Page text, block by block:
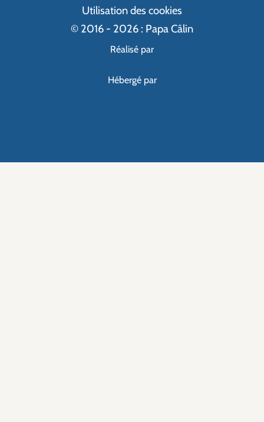
Utilisation des cookies
© 2016 - 2026 : Papa Câlin
Réalisé par
Hébergé par